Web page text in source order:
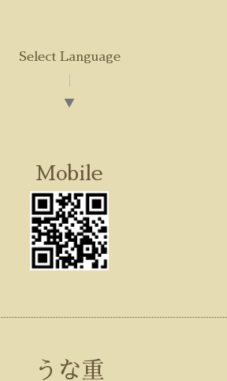
Select Language
▼
Mobile
うな重